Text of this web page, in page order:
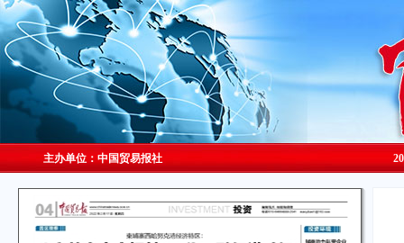
主办单位：中国贸易报社